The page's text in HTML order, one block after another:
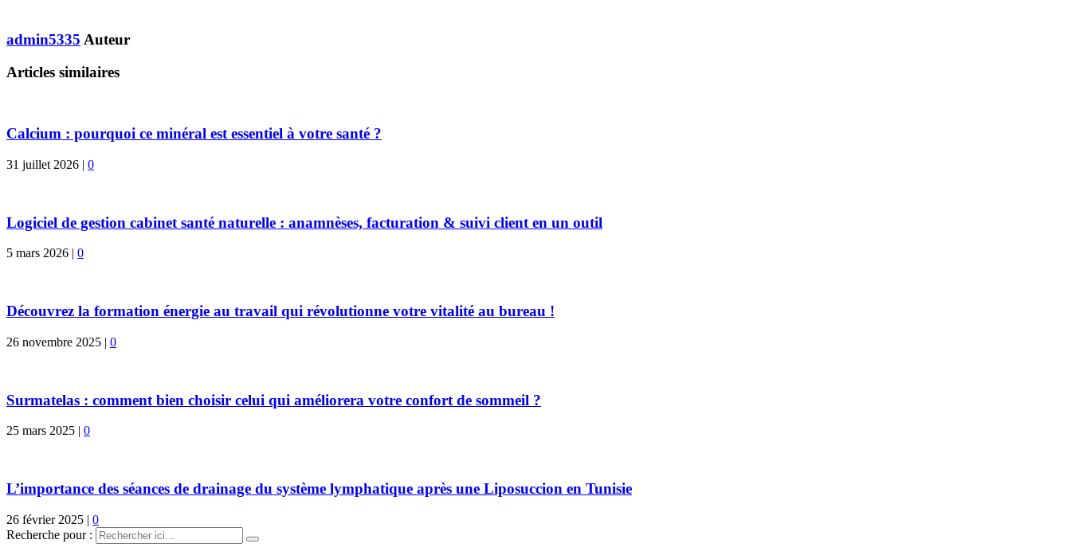
admin5335 Auteur
Articles similaires
Calcium : pourquoi ce minéral est essentiel à votre santé ?
31 juillet 2026 | 0
Logiciel de gestion cabinet santé naturelle : anamnèses, facturation & suivi client en un outil
5 mars 2026 0
Découvrez la formation énergie au travail qui révolutionne votre vitalité au bureau !
26 novembre 2025 | 0
Surmatelas : comment bien choisir celui qui améliorera votre confort de sommeil ?
25 mars 2025 | 0
L’importance des séances de drainage du système lymphatique après une Liposuccion en Tunisie
26 février 2025 | 0
Recherche pour :